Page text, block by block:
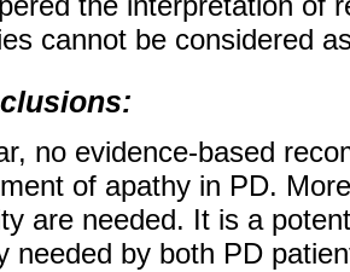
cannot be considered
no evidence-based
of apathy in PD.
are needed. It is a
needed by both PD